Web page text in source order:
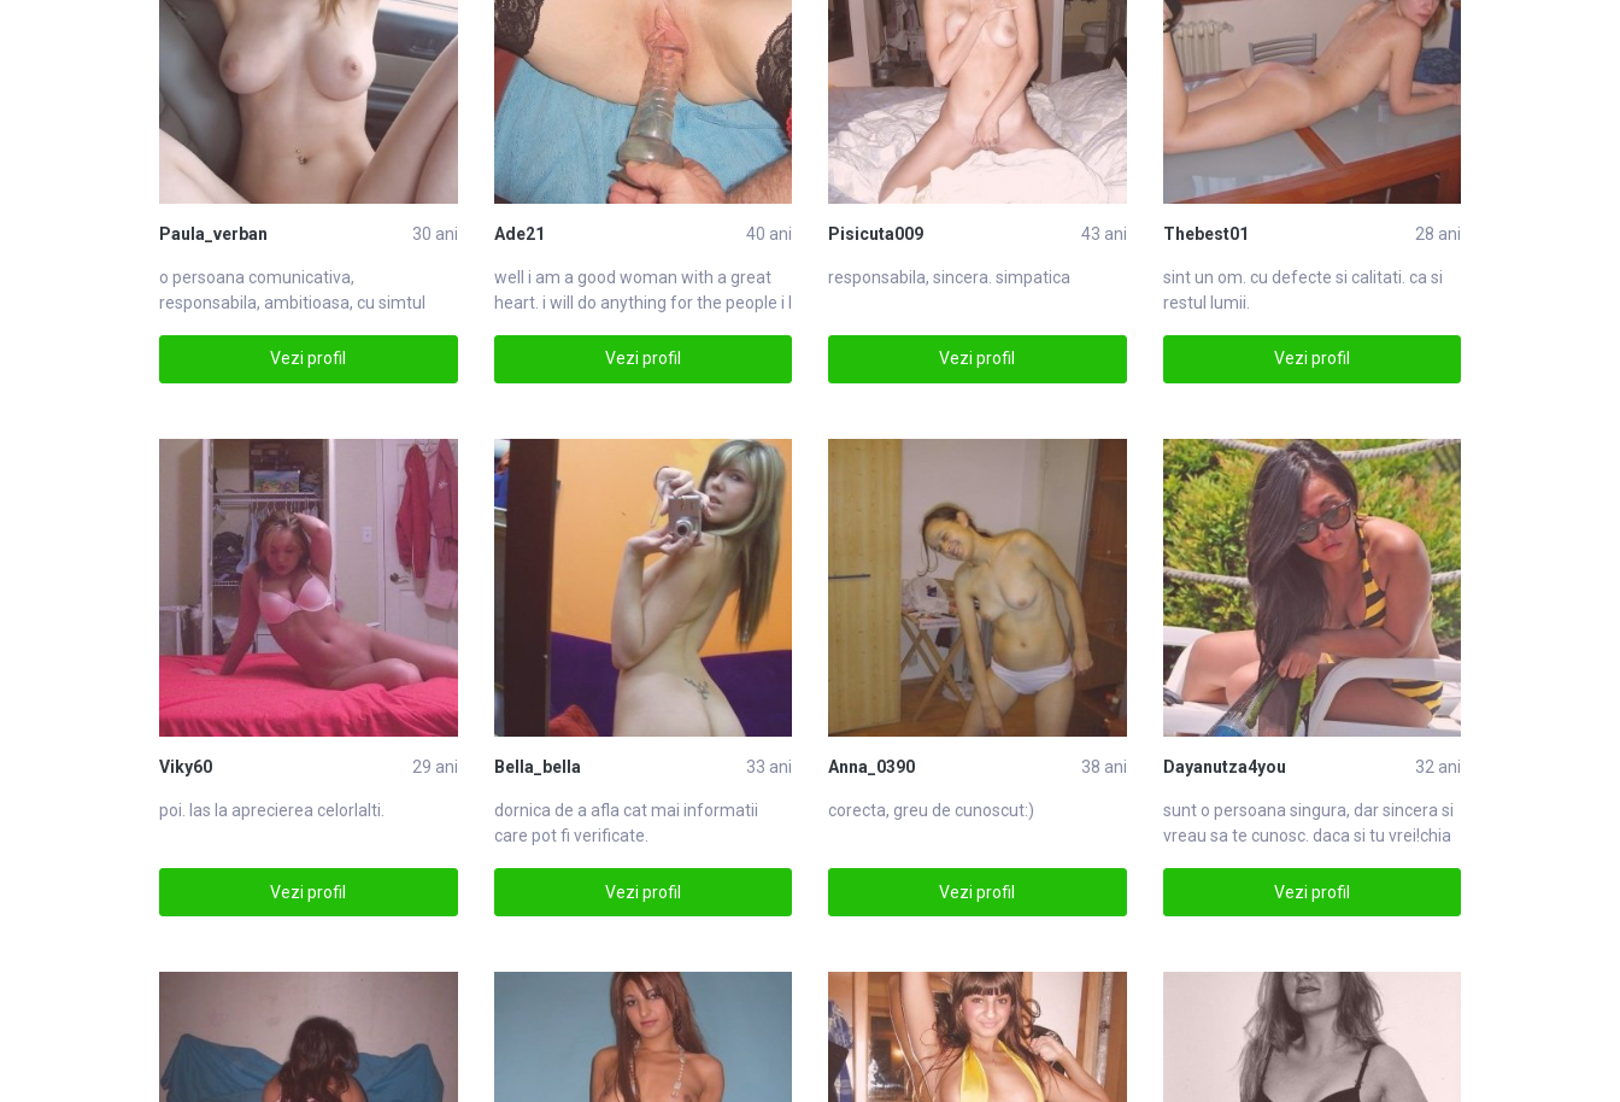
Paula_verban 30 ani
o persoana comunicativa,
responsabila, ambitioasa, cu simtul
Vezi profil
Ade21 40 ani
well i am a good woman with a great
heart. i will do anything for the people i l
Vezi profil
Pisicuta009 43 ani
responsabila, sincera. simpatica
Vezi profil
Thebest01 28 ani
sint un om. cu defecte si calitati. ca si
restul lumii.
Vezi profil
Viky60 29 ani
poi. las la aprecierea celorlalti.
Vezi profil
Bella_bella 33 ani
dornica de a afla cat mai informatii
care pot fi verificate.
Vezi profil
Anna_0390 38 ani
corecta, greu de cunoscut:)
Vezi profil
Dayanutza4you 32 ani
sunt o persoana singura, dar sincera si
vreau sa te cunosc. daca si tu vrei!chia
Vezi profil